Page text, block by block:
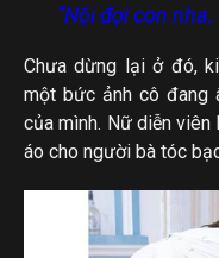
“Nội đợi con
Chưa dừng lại ở đó,
một bức ảnh cô đang
của mình. Nữ diễn
áo cho người bà tóc